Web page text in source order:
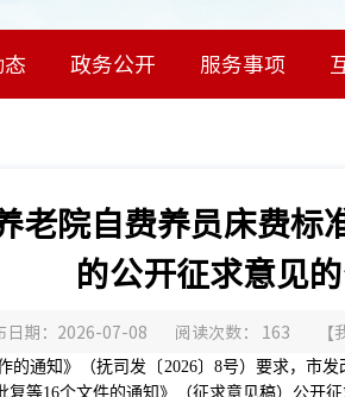
政务公开 服务事项
老院自费养员床费标
的公开征求意见
日期：2026-07-08 阅读次数： 163 【
的通知》（抚司发〔 2026〕8号）要求，市
复等16个文件的通知 》 （征求意见稿） 公开